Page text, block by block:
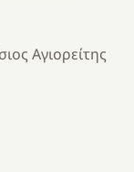
Αγιορείτης